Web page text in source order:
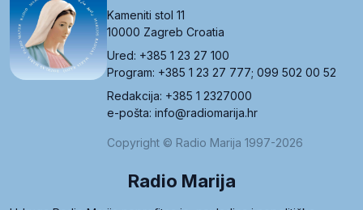
Kameniti stol 11
10000 Zagreb Croatia
Ured: +385 1 23 27 100
Program: +385 1 23 27 777; 099 502 00 52
Redakcija: +385 1 2327000
e-pošta: info@radiomarija.hr
Copyright © Radio Marija 1997-2026
Radio Marija